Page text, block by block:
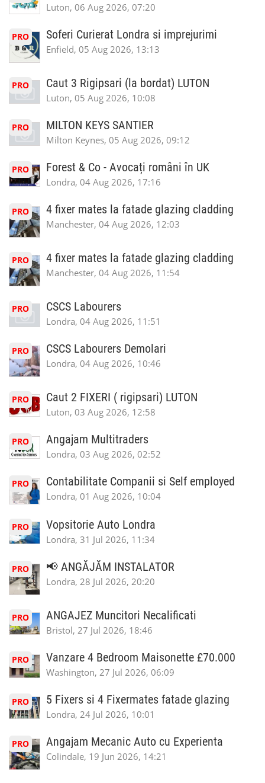
Luton, 06 Aug 2026, 07:20
PRO Soferi Curierat Londra si imprejurimi
Enfield, 05 Aug 2026, 13:13
PRO Caut 3 Rigipsari (la bordat) LUTON
Luton, 05 Aug 2026, 10:08
PRO MILTON KEYS SANTIER
Milton Keynes, 05 Aug 2026, 09:12
PRO Forest & Co - Avocați români în UK
Londra, 04 Aug 2026, 17:16
PRO 4 fixer mates la fatade glazing cladding
Manchester, 04 Aug 2026, 12:03
PRO 4 fixer mates la fatade glazing cladding
Manchester, 04 Aug 2026, 11:54
PRO CSCS Labourers
Londra, 04 Aug 2026, 11:51
PRO CSCS Labourers Demolari
Londra, 04 Aug 2026, 10:46
PRO Caut 2 FIXERI ( rigipsari) LUTON
Luton, 03 Aug 2026, 12:58
PRO Angajam Multitraders
Londra, 03 Aug 2026, 02:52
PRO Contabilitate Companii si Self employed
Londra, 01 Aug 2026, 10:04
PRO Vopsitorie Auto Londra
Londra, 31 Jul 2026, 11:34
PRO 📢 ANGĂJĂM INSTALATOR
Londra, 28 Jul 2026, 20:20
PRO ANGAJEZ Muncitori Necalificati
Bristol, 27 Jul 2026, 18:46
PRO Vanzare 4 Bedroom Maisonette £70.000
Washington, 27 Jul 2026, 06:09
PRO 5 Fixers si 4 Fixermates fatade glazing
Londra, 24 Jul 2026, 10:01
PRO Angajam Mecanic Auto cu Experienta
Colindale, 19 Jun 2026, 14:21